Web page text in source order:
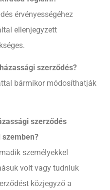
érvényességéhez
ellenjegyzett
szerződés?
bármikor módosíthatják
szerződés
személyekkel
volt vagy tudniuk
közjegyző a